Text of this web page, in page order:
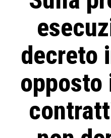
decreto
opposto